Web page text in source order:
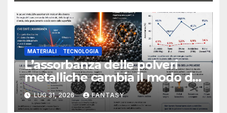
MATERIALI TECNOLOGIA
L’assorbanza delle polveri
metalliche cambia il modo di
interpretare la fusione laser
LUG 31, 2026 FANTASY